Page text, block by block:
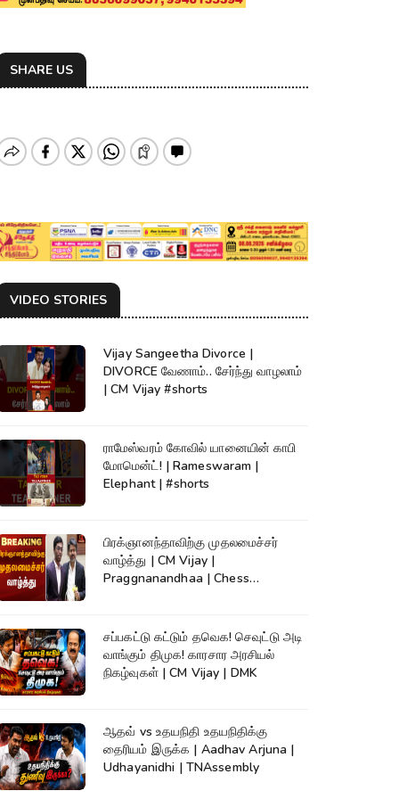
SHARE US
VIDEO STORIES
Vijay Sangeetha Divorce |
DIVORCE வேணாம்.. சேர்ந்து வாழலாம்
| CM Vijay #shorts
ராமேஸ்வரம் கோவில் யானையின் காபி
மோமென்ட்! | Rameswaram |
Elephant | #shorts
பிரக்ஞானந்தாவிற்கு முதலமைச்சர்
வாழ்த்து | CM Vijay |
Praggnanandhaa | Chess
சப்பகட்டு கட்டும் தவெக! செவுட்டு அடி
வாங்கும் திமுக! காரசார அரசியல்
நிகழ்வுகள் | CM Vijay | DMK
ஆதவ் vs உதயநிதி உதயநிதிக்கு
தைரியம் இருக்க | Aadhav Arjuna |
Udhayanidhi | TNAssembly